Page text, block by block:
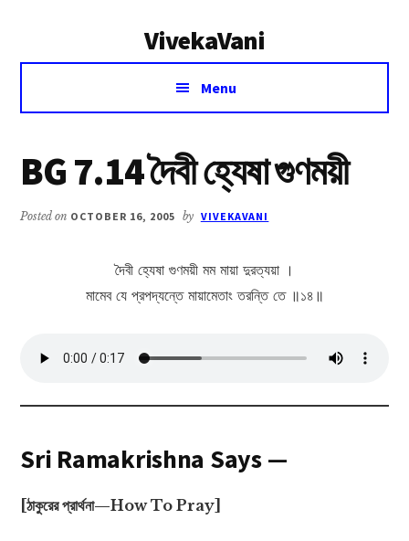
VivekaVani
Voice
Vivekananda
Menu
BG 7.14 দৈবী হ্যেষা গুণময়ী
Posted on OCTOBER 16, 2005 by VIVEKAVANI
দৈবী হ্যেষা গুণময়ী মম মায়া দুরত্যয়া ।
মামেব যে প্রপদ্যন্তে মায়ামেতাং তরন্তি তে ॥১৪॥
Sri Ramakrishna Says —
[ঠাকুরের প্রার্থনা—How To Pray]